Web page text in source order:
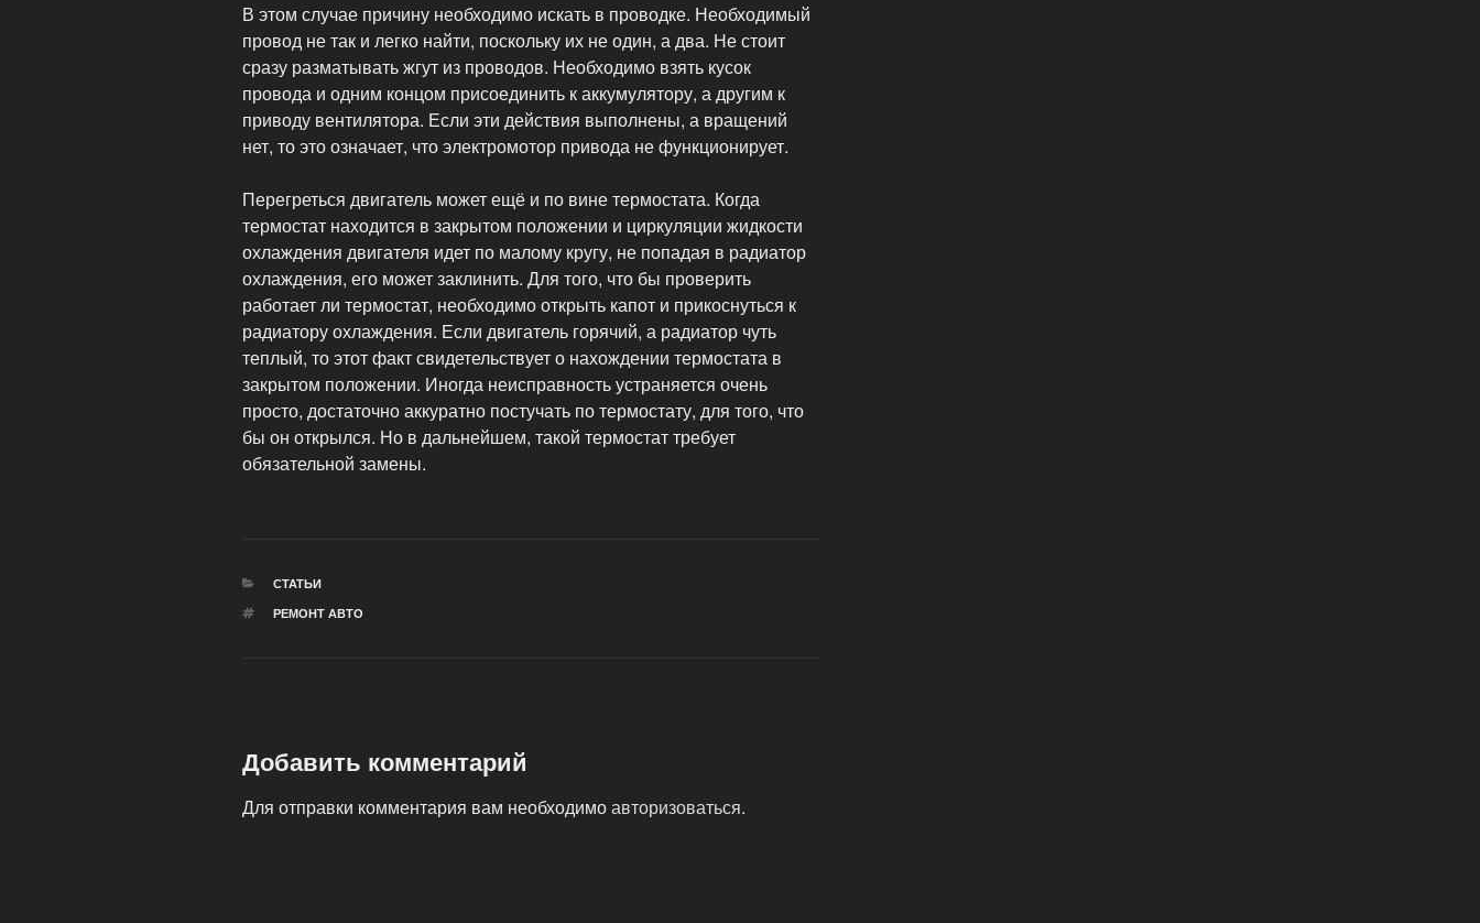
В этом случае причину необходимо искать в проводке. Необходимый
провод не так и легко найти, поскольку их не один, а два. Не стоит
сразу разматывать жгут из проводов. Необходимо взять кусок
провода и одним концом присоединить к аккумулятору, а другим к
приводу вентилятора. Если эти действия выполнены, а вращений
нет, то это означает, что электромотор привода не функционирует.
Перегреться двигатель может ещё и по вине термостата. Когда
термостат находится в закрытом положении и циркуляции жидкости
охлаждения двигателя идет по малому кругу, не попадая в радиатор
охлаждения, его может заклинить. Для того, что бы проверить
работает ли термостат, необходимо открыть капот и прикоснуться к
радиатору охлаждения. Если двигатель горячий, а радиатор чуть
теплый, то этот факт свидетельствует о нахождении термостата в
закрытом положении. Иногда неисправность устраняется очень
просто, достаточно аккуратно постучать по термостату, для того, что
бы он открылся. Но в дальнейшем, такой термостат требует
обязательной замены.
РУБРИКИ
СТАТЬИ
МЕТКИ
РЕМОНТ АВТО
Добавить комментарий
Для отправки комментария вам необходимоавторизоваться.